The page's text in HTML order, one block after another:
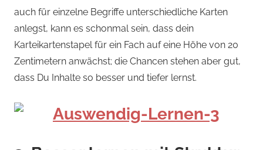
auch für einzelne Begriffe unterschiedliche Karten
anlegst, kann es schonmal sein, dass dein
Karteikartenstapel für ein Fach auf eine Höhe von 20
Zentimetern anwächst; die Chancen stehen aber gut,
dass Du Inhalte so besser und tiefer lernst.